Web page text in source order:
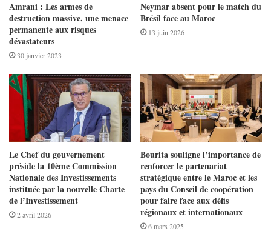
Amrani : Les armes de
destruction massive, une menace
permanente aux risques
dévastateurs
30 janvier 2023
Neymar absent pour le match du
Brésil face au Maroc
13 juin 2026
Le Chef du gouvernement
préside la 10ème Commission
Nationale des Investissements
instituée par la nouvelle Charte
de l’Investissement
2 avril 2026
Bourita souligne l’importance de
renforcer le partenariat
stratégique entre le Maroc et les
pays du Conseil de coopération
pour faire face aux défis
régionaux et internationaux
6 mars 2025